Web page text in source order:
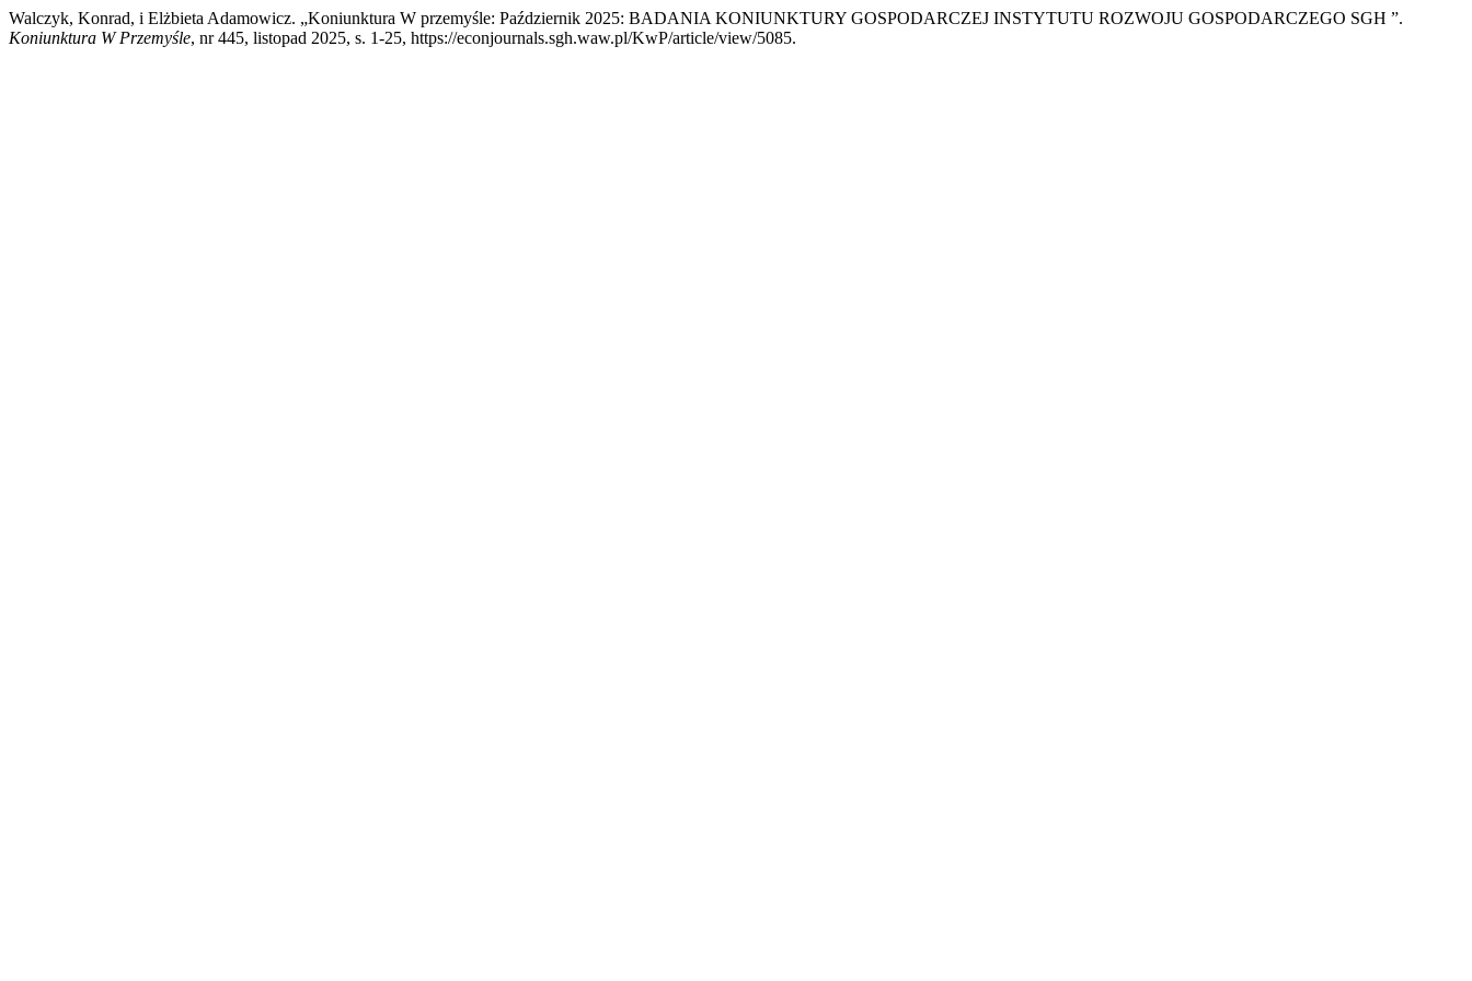
Walczyk, Konrad, i Elżbieta Adamowicz. „Koniunktura W przemyśle: Październik 2025: BADANIA KONIUNKTURY GOSPODARCZEJ INSTYTUTU ROZWOJU GOSPODARCZEGO SGH ”.
Koniunktura W Przemyśle, nr 445, listopad 2025, s. 1-25, https://econjournals.sgh.waw.pl/KwP/article/view/5085.